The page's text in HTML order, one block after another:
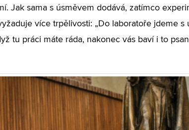
Jak sama s úsměvem dodává, zatímco
více trpělivosti: „Do laboratoře jdeme
tu práci máte ráda, nakonec vás baví i to